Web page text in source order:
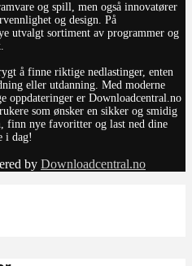
og spill, men også innovatører
og design. På
utvalgt sortiment av programmer og
å finne riktige nedlastinger, enten
eller utdanning. Med moderne
oppdateringer er Downloadcentral.no
som ønsker en sikker og smidig
finn nye favoritter og last ned dine
i dag!
by Downloadcentral.no